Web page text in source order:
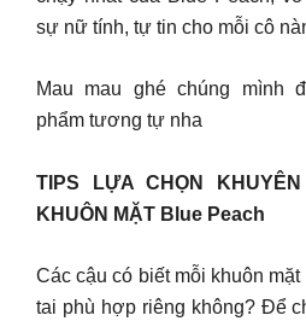
sự nữ tính, tự tin cho mỗi cô
Mau mau ghé chúng mình
phẩm tương tự nha
TIPS LỰA CHỌN
KHUÔN MẶT Blue Peach
Các cậu có biết mỗi khuôn
tai phù hợp riêng không? Để